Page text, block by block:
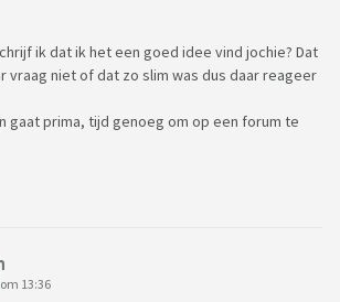
ik dat ik het een goed idee vind jochie? Dat
vraag niet of dat zo slim was dus daar reageer
gaat prima, tijd genoeg om op een forum te
13:36